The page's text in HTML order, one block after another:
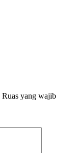
Ruas yang wajib